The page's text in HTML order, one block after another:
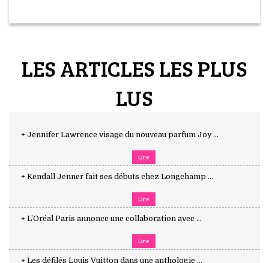
LES ARTICLES LES PLUS
LUS
+ Jennifer Lawrence visage du nouveau parfum Joy ...
Lire
+ Kendall Jenner fait ses débuts chez Longchamp ...
Lire
+ L’Oréal Paris annonce une collaboration avec ...
Lire
+ Les défilés Louis Vuitton dans une anthologie ...